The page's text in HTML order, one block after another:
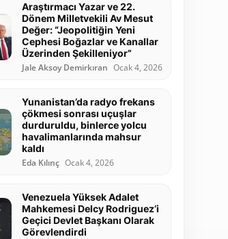
Araştırmacı Yazar ve 22.
Dönem Milletvekili Av Mesut
Değer: “Jeopolitiğin Yeni
Cephesi Boğazlar ve Kanallar
Üzerinden Şekilleniyor”
Jale Aksoy Demirkıran Ocak 4, 2026
Yunanistan’da radyo frekans
çökmesi sonrası uçuşlar
durduruldu, binlerce yolcu
havalimanlarında mahsur
kaldı
Eda Kılınç Ocak 4, 2026
Venezuela Yüksek Adalet
Mahkemesi Delcy Rodriguez’i
Geçici Devlet Başkanı Olarak
Görevlendirdi